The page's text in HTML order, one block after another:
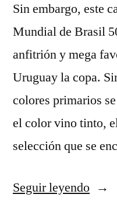
Sin embargo, este
Mundial de Brasil
anfitrión y mega
Uruguay la copa.
colores primarios
el color vino tinto,
selección que se
Seguir leyendo